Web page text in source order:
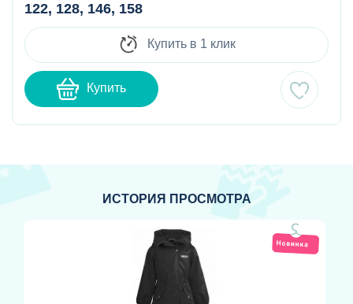
122, 128, 146, 158
Купить в 1 клик
Купить
ИСТОРИЯ ПРОСМОТРА